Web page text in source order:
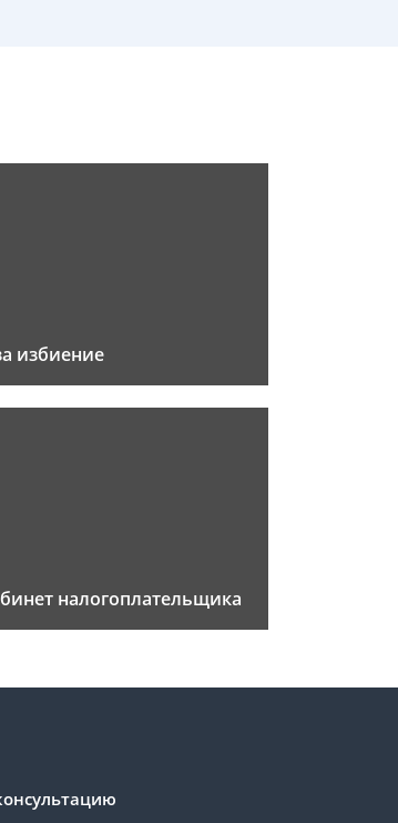
избиение
налогоплательщика